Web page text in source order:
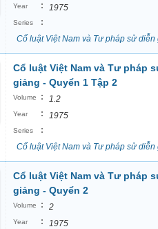
Year : 1975
Series
:
Cổ luật Việt Nam và Tư pháp sử diễn
Cổ luật Việt Nam và Tư pháp
giảng - Quyển 1 Tập 2
Volume : 1.2
Year : 1975
Series
:
Cổ luật Việt Nam và Tư pháp sử diễn
Cổ luật Việt Nam và Tư pháp
giảng - Quyển 2
Volume : 2
Year : 1975